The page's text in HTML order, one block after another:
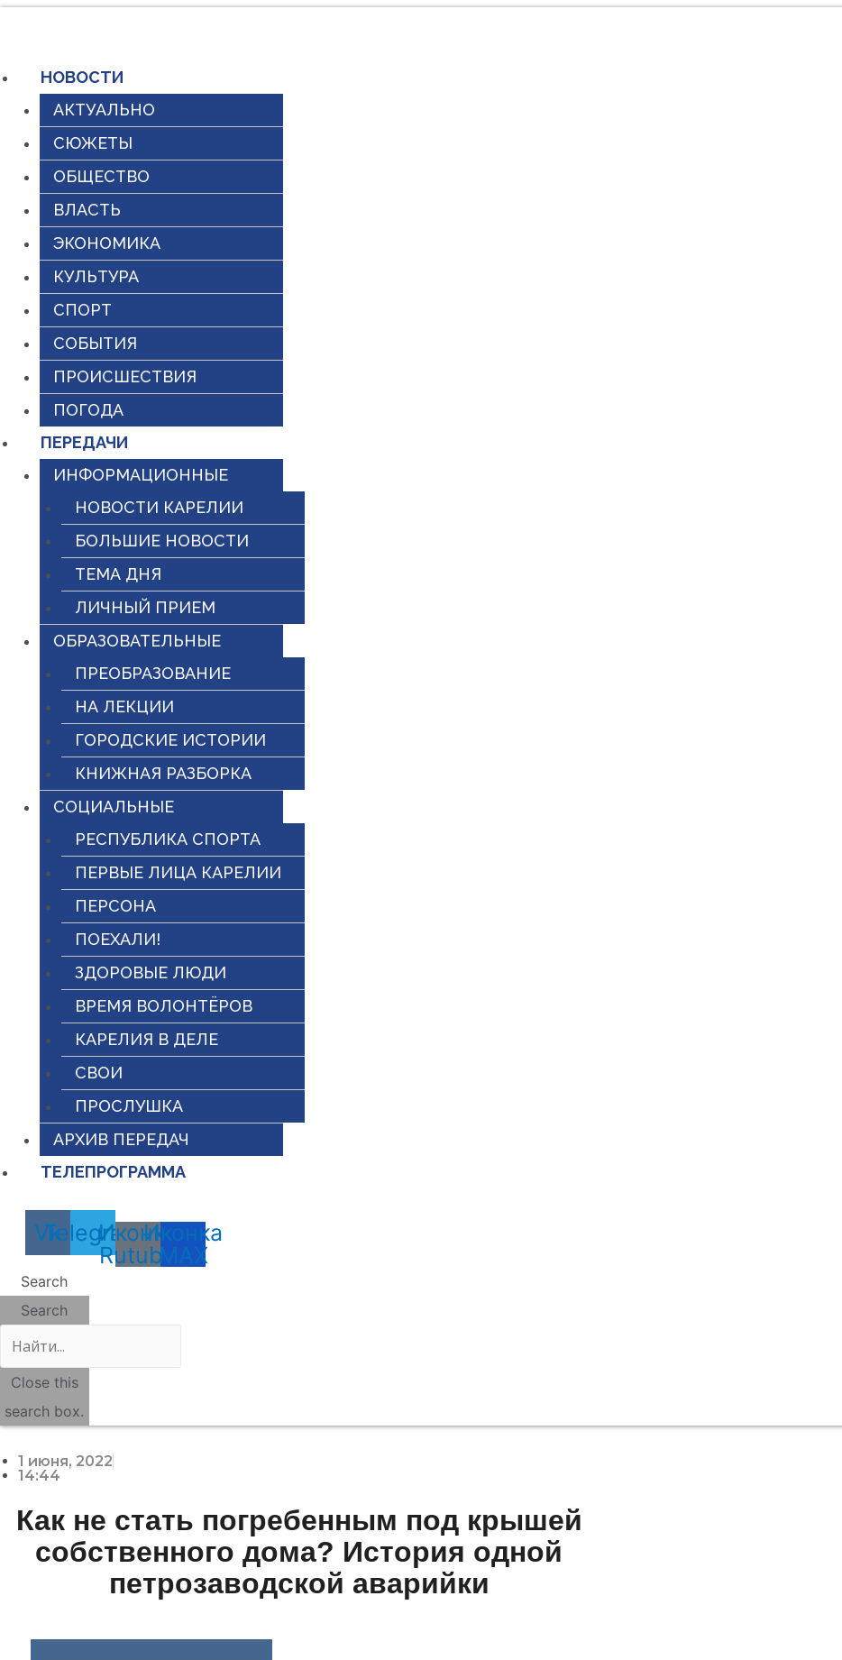
содержимому
НОВОСТИ
АКТУАЛЬНО
СЮЖЕТЫ
ОБЩЕСТВО
ВЛАСТЬ
ЭКОНОМИКА
КУЛЬТУРА
СПОРТ
СОБЫТИЯ
ПРОИСШЕСТВИЯ
ПОГОДА
ПЕРЕДАЧИ
ИНФОРМАЦИОННЫЕ
НОВОСТИ КАРЕЛИИ
БОЛЬШИЕ НОВОСТИ
ТЕМА ДНЯ
ЛИЧНЫЙ ПРИЕМ
ОБРАЗОВАТЕЛЬНЫЕ
ПРЕОБРАЗОВАНИЕ
НА ЛЕКЦИИ
ГОРОДСКИЕ ИСТОРИИ
КНИЖНАЯ РАЗБОРКА
СОЦИАЛЬНЫЕ
РЕСПУБЛИКА СПОРТА
ПЕРВЫЕ ЛИЦА КАРЕЛИИ
ПЕРСОНА
ПОЕХАЛИ!
ЗДОРОВЫЕ ЛЮДИ
ВРЕМЯ ВОЛОНТЁРОВ
КАРЕЛИЯ В ДЕЛЕ
СВОИ
ПРОСЛУШКА
АРХИВ ПЕРЕДАЧ
ТЕЛЕПРОГРАММА
Vk
Telegram
Иконка
Rutube
Иконка
MAX
Search
Search
Close this
search box.
1 июня, 2022
14:44
Как не стать погребенным под крышей
собственного дома? История одной
петрозаводской аварийки